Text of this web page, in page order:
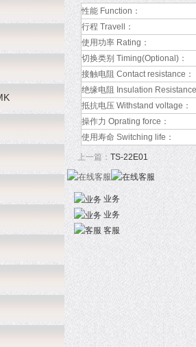
性能 Function：
行程 Travell：
使用功率 Rating：
切换类别 Timing(Optional)：
接触电阻 Contact resistance：
绝缘电阻 Insulation
抵抗电压 Withstand voltage：
操作力 Oprating force：
使用寿命 Switching life：
上一篇： TS-22E01
业务
业务
客服